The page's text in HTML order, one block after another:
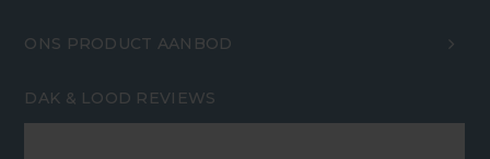
ONS PRODUCT AANBOD
DAK & LOOD REVIEWS